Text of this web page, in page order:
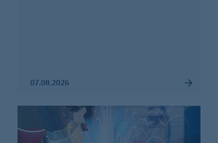
07.08.2026